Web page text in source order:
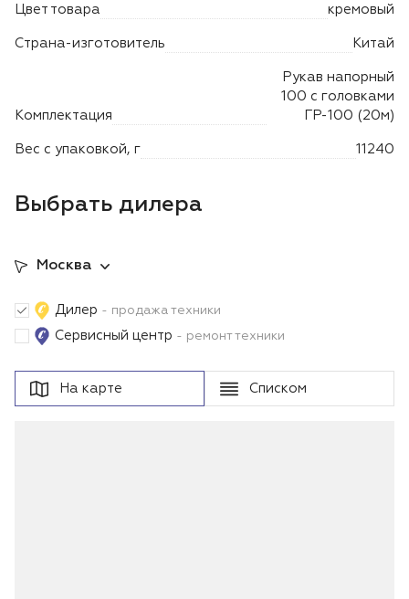
Цвет товара кремовый
Страна-изготовитель Китай
Комплектация
Рукав напорный
100 с головками
ГР-100 (20м)
Вес с упаковкой, г 11240
Выбрать дилера
Москва
Дилер - продажа техники
Сервисный центр - ремонт техники
На карте Списком